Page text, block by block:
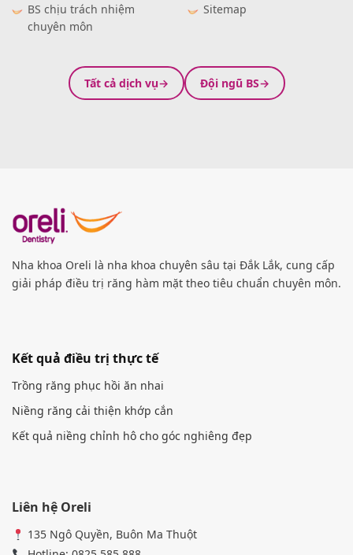
BS chịu trách nhiệm
chuyên môn
Sitemap
Tất cả dịch vụ Đội ngũ BS
Nha khoa Oreli là nha khoa chuyên sâu tại Đắk Lắk, cung cấp
giải pháp điều trị răng hàm mặt theo tiêu chuẩn chuyên môn.
Kết quả điều trị thực tế
Trồng răng phục hồi ăn nhai
Niềng răng cải thiện khớp cắn
Kết quả niềng chỉnh hô cho góc nghiêng đẹp
Liên hệ Oreli
135 Ngô Quyền, Buôn Ma Thuột